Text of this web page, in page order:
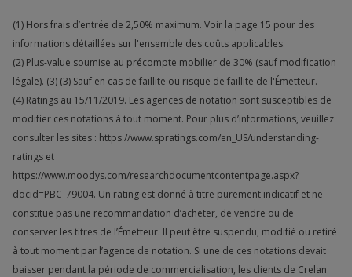
(1) Hors frais d’entrée de 2,50% maximum. Voir la page 15 pour des
informations détaillées sur l'ensemble des coûts applicables.
(2) Plus-value soumise au précompte mobilier de 30% (sauf modification
légale). (3) (3) Sauf en cas de faillite ou risque de faillite de l'Émetteur.
(4) Ratings au 15/11/2019. Les agences de notation sont susceptibles de
modifier ces notations à tout moment. Pour plus d’informations, veuillez
consulter les sites : https://www.spratings.com/en_US/understanding-
ratings et
https://www.moodys.com/researchdocumentcontentpage.aspx?
docid=PBC_79004. Un rating est donné à titre purement indicatif et ne
constitue pas une recommandation d’acheter, de vendre ou de
conserver les titres de l’Émetteur. Il peut être suspendu, modifié ou retiré
à tout moment par l’agence de notation. Si une de ces notations devait
baisser pendant la période de commercialisation, les clients de Crelan